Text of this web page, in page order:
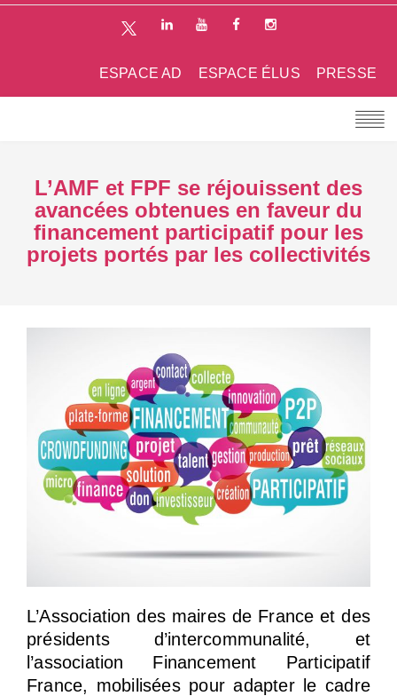
PRESSE
ESPACE ÉLUS
ESPACE AD
L’AMF et FPF se réjouissent des
avancées obtenues en faveur du
financement participatif pour les
projets portés par les collectivités
L’Association des maires de France et des
présidents d’intercommunalité, et
l’association Financement Participatif
France, mobilisées pour adapter le cadre